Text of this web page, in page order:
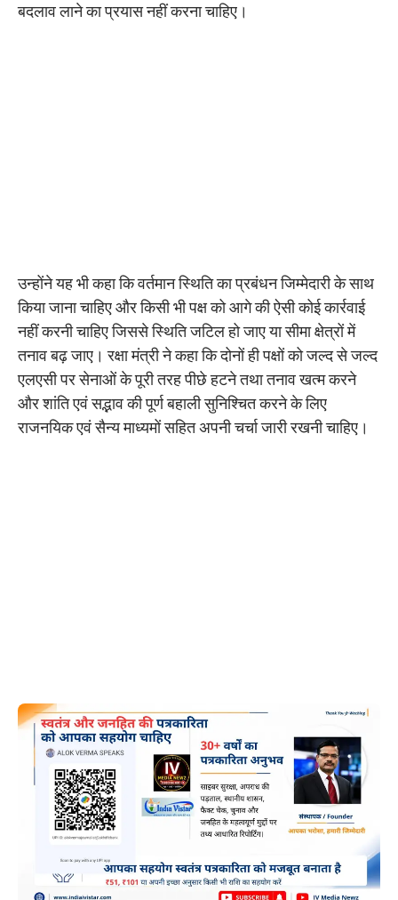
बदलाव लाने का प्रयास नहीं करना चाहिए।
उन्होंने यह भी कहा कि वर्तमान स्थिति का प्रबंधन जिम्मेदारी के साथ
किया जाना चाहिए और किसी भी पक्ष को आगे की ऐसी कोई कार्रवाई
नहीं करनी चाहिए जिससे स्थिति जटिल हो जाए या सीमा क्षेत्रों में
तनाव बढ़ जाए। रक्षा मंत्री ने कहा कि दोनों ही पक्षों को जल्द से जल्द
एलएसी पर सेनाओं के पूरी तरह पीछे हटने तथा तनाव खत्म करने
और शांति एवं सद्भाव की पूर्ण बहाली सुनिश्चित करने के लिए
राजनयिक एवं सैन्य माध्यमों सहित अपनी चर्चा जारी रखनी चाहिए।